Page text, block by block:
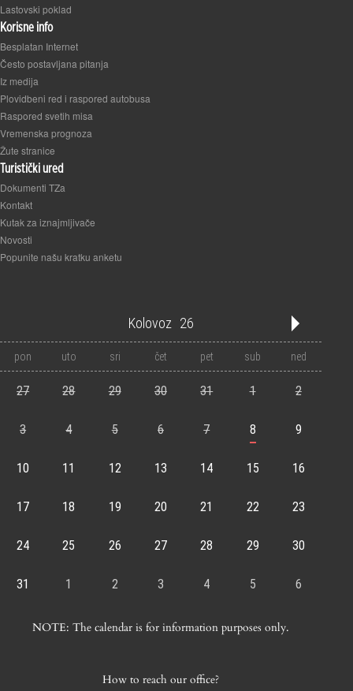
Lastovski poklad
Korisne info
Besplatan Internet
Često postavljana pitanja
Iz medija
Plovidbeni red i raspored autobusa
Raspored svetih misa
Vremenska prognoza
Žute stranice
Turistički ured
Dokumenti TZa
Kontakt
Kutak za iznajmljivače
Novosti
Popunite našu kratku anketu
Kolovoz 26
1 3 5 8 10 12
'21 '23 '24 '26 '28 '29 '31
pon uto sri čet pet sub ned
27 28 29 30 31 1 2
3 4 5 6 7 8 9
10 11 12 13 14 15 16
17 18 19 20 21 22 23
24 25 26 27 28 29 30
31 1 2 3 4 5 6
NOTE: The calendar is for information purposes only.
How to reach our office?